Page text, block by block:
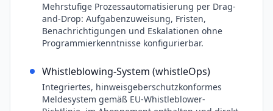
Mehrstufige Prozessautomatisierung per Drag-
and-Drop: Aufgabenzuweisung, Fristen,
Benachrichtigungen und Eskalationen ohne
Programmierkenntnisse konfigurierbar.
Whistleblowing-System (whistleOps)
Integriertes, hinweisgeberschutzkonformes
Meldesystem gemäß EU-Whistleblower-